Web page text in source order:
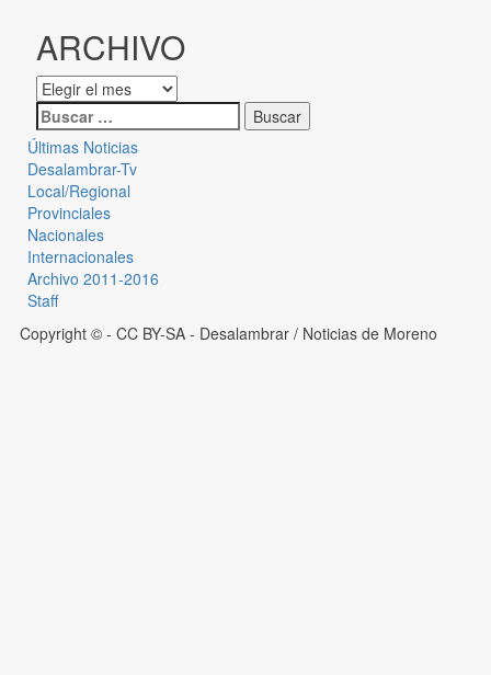
ARCHIVO
Últimas Noticias
Desalambrar-Tv
Local/Regional
Provinciales
Nacionales
Internacionales
Archivo 2011-2016
Staff
Copyright © - CC BY-SA - Desalambrar / Noticias de Moreno